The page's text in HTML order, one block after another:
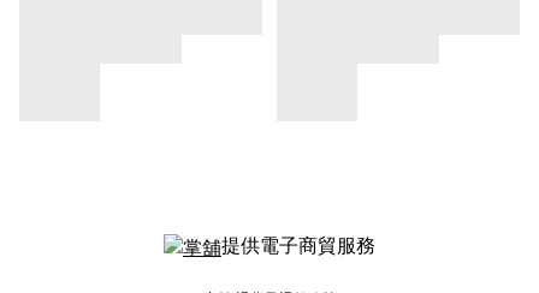
提供電子商貿服務